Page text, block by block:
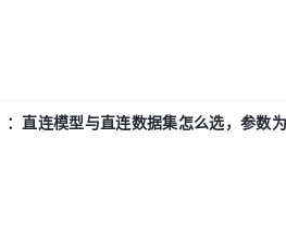
直连模型与直连数据集怎么选，参数